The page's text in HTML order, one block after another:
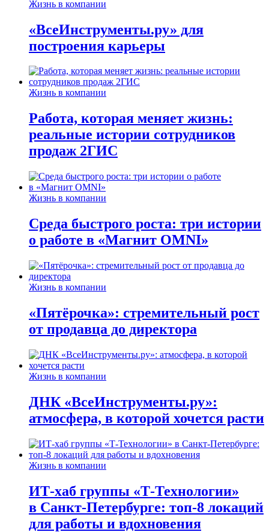
Жизнь в компании
«ВсеИнструменты.ру» для
построения карьеры
Жизнь в компании
Работа, которая меняет жизнь:
реальные истории сотрудников
продаж 2ГИС
Жизнь в компании
Среда быстрого роста: три истории
о работе в «Магнит OMNI»
Жизнь в компании
«Пятёрочка»: стремительный рост
от продавца до директора
Жизнь в компании
ДНК «ВсеИнструменты.ру»:
атмосфера, в которой хочется расти
Жизнь в компании
ИТ-хаб группы «Т-Технологии»
в Санкт-Петербурге: топ-8 локаций
для работы и вдохновения